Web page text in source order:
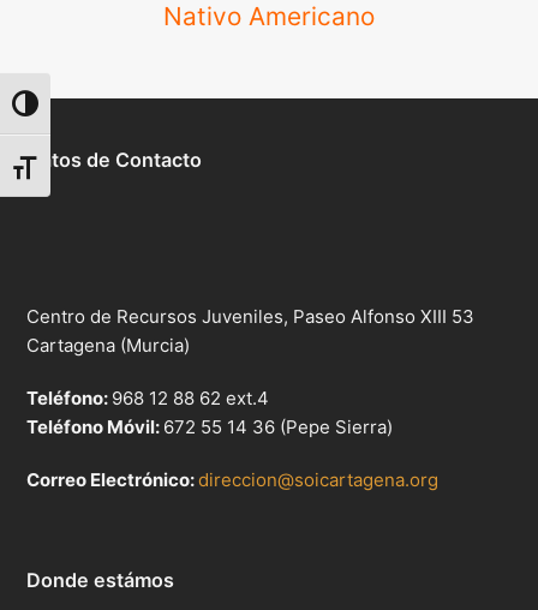
Alternar alto contraste
Alternar tamaño de letra
Nativo Americano
Datos de Contacto
Centro de Recursos Juveniles, Paseo Alfonso XIII 53
Cartagena (Murcia)
Teléfono: 968 12 88 62 ext.4
Teléfono Móvil: 672 55 14 36 (Pepe Sierra)
Correo Electrónico:direccion@soicartagena.org
Donde estámos